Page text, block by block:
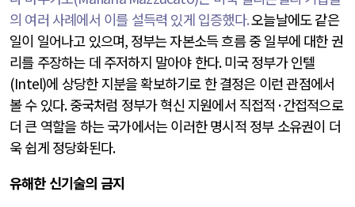
의 여러 사례에서 이를 설득력 있게 입증했다.오늘날에도 같은
일이 일어나고 있으며, 정부는 자본소득 흐름 중 일부에 대한 권
리를 주장하는 데 주저하지 말아야 한다.미국 정부가 인텔
(Intel)에 상당한 지분을 확보하기로 한 결정은 이런 관점에서
볼 수 있다.중국처럼 정부가 혁신 지원에서 직접적 ·간접적으로
더 큰 역할을 하는 국가에서는 이러한 명시적 정부 소유권이 더
욱 쉽게 정당화된다.
유해한 신기술의 금지